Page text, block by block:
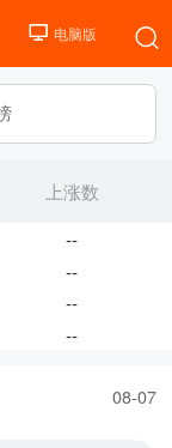
上涨数
--
--
--
--
08-07